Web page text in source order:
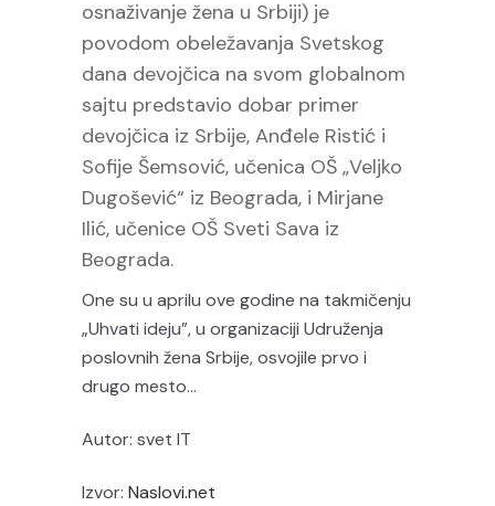
osnaživanje žena u Srbiji) je
povodom obeležavanja Svetskog
dana devojčica na svom globalnom
sajtu predstavio dobar primer
devojčica iz Srbije, Anđele Ristić i
Sofije Šemsović, učenica OŠ „Veljko
Dugošević“ iz Beograda, i Mirjane
Ilić, učenice OŠ Sveti Sava iz
Beograda.
One su u aprilu ove godine na takmičenju
„Uhvati ideju”, u organizaciji Udruženja
poslovnih žena Srbije, osvojile prvo i
drugo mesto…
Autor: svet IT
Izvor: Naslovi.net